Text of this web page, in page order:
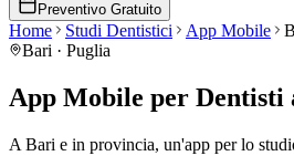
Preventivo Gratuito
Home Studi Dentistici App Mobile
Bari · Puglia
App Mobile per Dentisti
A Bari e in provincia, un'app per lo